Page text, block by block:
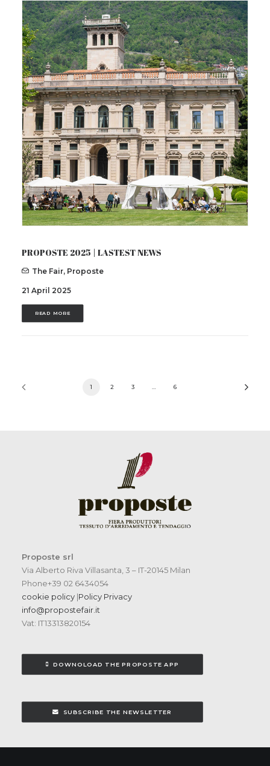
PROPOSTE 2025 | LASTEST NEWS
The Fair, Proposte
21 April 2025
READ MORE
1 2 3 6
Proposte srl
Via Alberto Riva Villasanta, 3 – IT-20145 Milan
Phone+39 02 6434054
cookie policy |Policy Privacy
info@propostefair.it
Vat: IT13313820154
DOWNOLOAD THE PROPOSTE APP
SUBSCRIBE THE NEWSLETTER